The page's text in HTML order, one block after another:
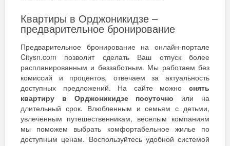
Квартиры в Орджоникидзе –
предварительное бронирование
Предварительное бронирование на онлайн-портале
Citysn.com позволит сделать Ваш отпуск более
распланированным и беззаботным. Мы работаем без
комиссий и процентов, отвечаем за актуальность
доступных предложений. На сайте можно снять
квартиру в Орджоникидзе посуточно или на
длительный срок. Влюбленным и семьям с детьми,
увлеченным путешественникам, веселым компаниям
мы поможем выбрать комфортабельное жилье по
доступным ценам. Воспользуйтесь удобной системой